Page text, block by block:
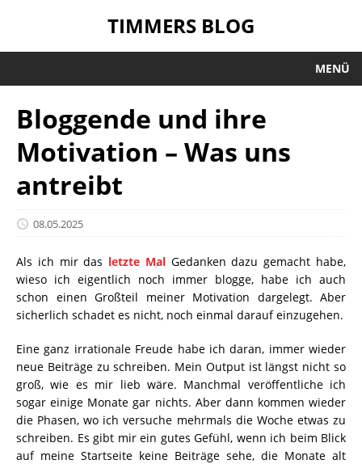
TIMMERS BLOG
MENÜ
Bloggende und ihre
Motivation – Was uns
antreibt
08.05.2025
Als ich mir das letzte MalGedanken dazu gemacht habe,
wieso ich eigentlich noch immer blogge, habe ich auch
schon einen Großteil meiner Motivation dargelegt. Aber
sicherlich schadet es nicht, noch einmal darauf einzugehen.
Eine ganz irrationale Freude habe ich daran, immer wieder
neue Beiträge zu schreiben. Mein Output ist längst nicht so
groß, wie es mir lieb wäre. Manchmal veröffentliche ich
sogar einige Monate gar nichts. Aber dann kommen wieder
die Phasen, wo ich versuche mehrmals die Woche etwas zu
schreiben. Es gibt mir ein gutes Gefühl, wenn ich beim Blick
auf meine Startseite keine Beiträge sehe, die Monate alt